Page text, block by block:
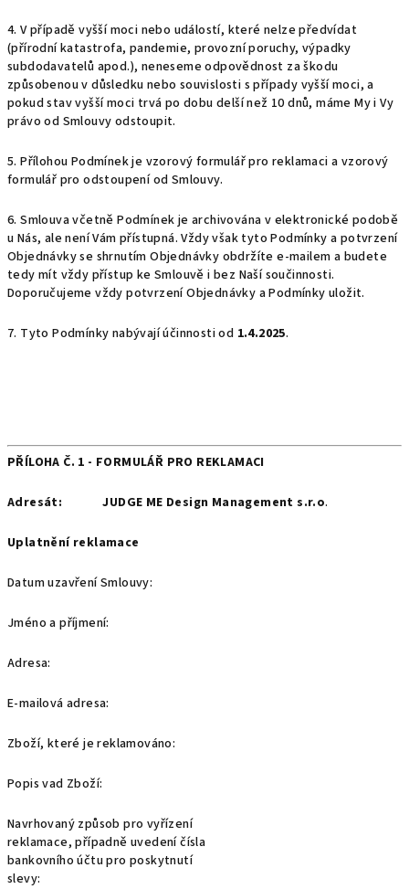
4. V případě vyšší moci nebo událostí, které nelze předvídat
(přírodní katastrofa, pandemie, provozní poruchy, výpadky
subdodavatelů apod.), neneseme odpovědnost za škodu
způsobenou v důsledku nebo souvislosti s případy vyšší moci, a
pokud stav vyšší moci trvá po dobu delší než 10 dnů, máme My i Vy
právo od Smlouvy odstoupit.
5. Přílohou Podmínek je vzorový formulář pro reklamaci a vzorový
formulář pro odstoupení od Smlouvy.
6. Smlouva včetně Podmínek je archivována v elektronické podobě
u Nás, ale není Vám přístupná. Vždy však tyto Podmínky a potvrzení
Objednávky se shrnutím Objednávky obdržíte e-mailem a budete
tedy mít vždy přístup ke Smlouvě i bez Naší součinnosti.
Doporučujeme vždy potvrzení Objednávky a Podmínky uložit.
7. Tyto Podmínky nabývají účinnosti od 1.4.2025.
PŘÍLOHA Č. 1 - FORMULÁŘ PRO REKLAMACI
Adresát: JUDGE ME Design Management s.r.o.
Uplatnění reklamace
Datum uzavření Smlouvy:
Jméno a příjmení:
Adresa:
E-mailová adresa:
Zboží, které je reklamováno:
Popis vad Zboží:
Navrhovaný způsob pro vyřízení
reklamace, případně uvedení čísla
bankovního účtu pro poskytnutí
slevy: